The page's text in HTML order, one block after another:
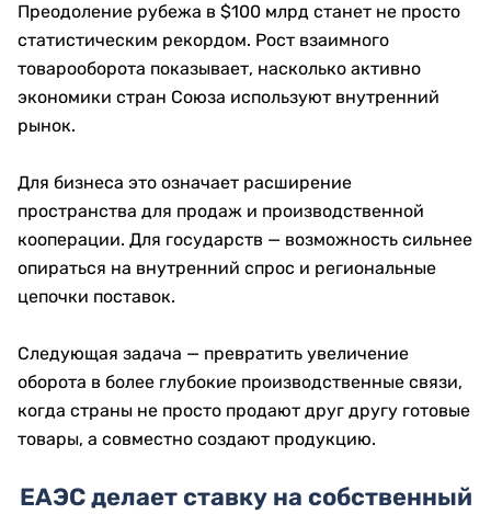
Преодоление рубежа в $100 млрд станет не просто
статистическим рекордом. Рост взаимного
товарооборота показывает, насколько активно
экономики стран Союза используют внутренний
рынок.
Для бизнеса это означает расширение
пространства для продаж и производственной
кооперации. Для государств — возможность сильнее
опираться на внутренний спрос и региональные
цепочки поставок.
Следующая задача — превратить увеличение
оборота в более глубокие производственные связи,
когда страны не просто продают друг другу готовые
товары, а совместно создают продукцию.
ЕАЭС делает ставку на собственный